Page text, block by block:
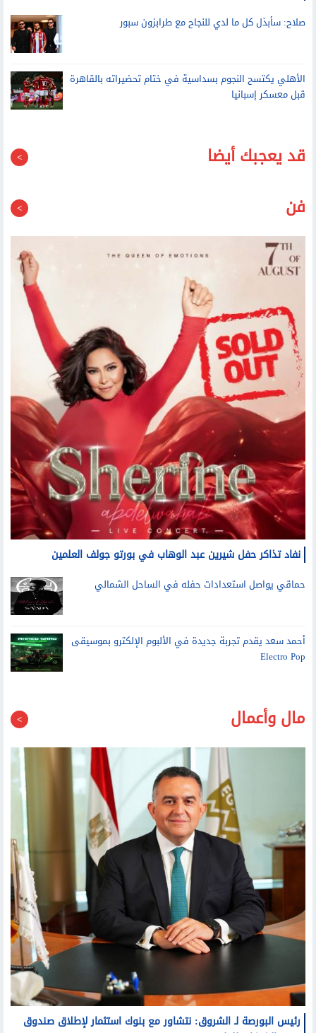
قبل معسكر إسبانيا
قد يعجبك أيضا
نفاد تذاكر حفل شيرين عبد الوهاب في بورتو جولف العلمين
حماقي يواصل استعدادات حفله في الساحل الشمالي
أحمد سعد يقدم تجربة جديدة في الألبوم الإلكترو بموسيقى
مال وأعمال
رئيس البورصة لـ الشروق: نتشاور مع بنوك استثمار لإطلاق صندوق
يجهز الشركات للطرح
5 أغسطس 2026.. أسعار الحديد والأسمنت بالمصانع المحلية
اليوم